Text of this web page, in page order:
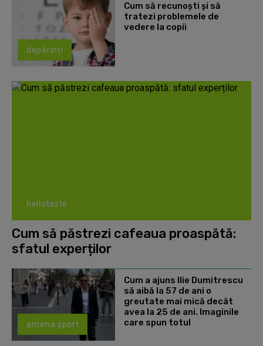
depărinți
Cum să recunoști și să
tratezi problemele de
vedere la copii
hellotaste
Cum să păstrezi cafeaua proaspătă:
sfatul experților
antena sport
Cum a ajuns Ilie Dumitrescu
să aibă la 57 de ani o
greutate mai mică decât
avea la 25 de ani. Imaginile
care spun totul